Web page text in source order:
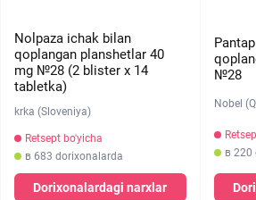
Nolpaza ichak bilan
qoplangan planshetlar 40
mg №28 (2 blister х 14
tabletka)
krka (Sloveniya)
Retsept bo'yicha
в 683 dorixonalarda
Dorixonalardagi narxlar
№28
Nobel
в 220